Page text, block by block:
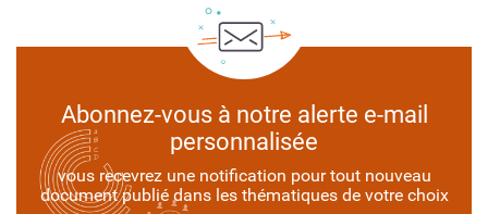
Abonnez-vous à notre alerte e-mail
personnalisée
vous recevrez une notification pour tout nouveau
document publié dans les thématiques de votre choix